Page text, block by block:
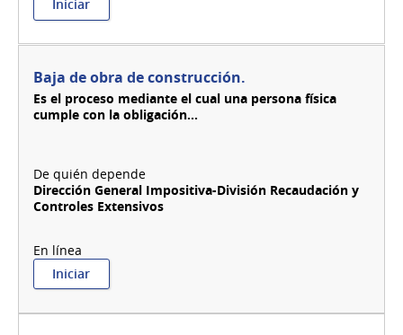
Iniciar:
Baja
RUNAEV
Baja de obra de construcción.
Es el proceso mediante el cual una persona física
cumple con la obligación...
Dirección General Impositiva-División Recaudación y
Controles Extensivos
Iniciar:
Baja